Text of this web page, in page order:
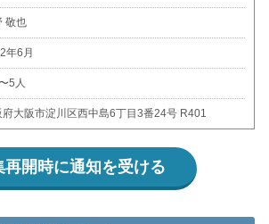
敬也
年6月
5人
府大阪市淀川区西中島6丁目3番24号 R401
再開時に通知を受ける